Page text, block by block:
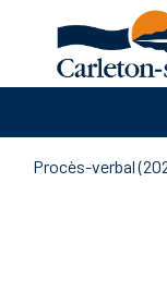
Procès-verbal